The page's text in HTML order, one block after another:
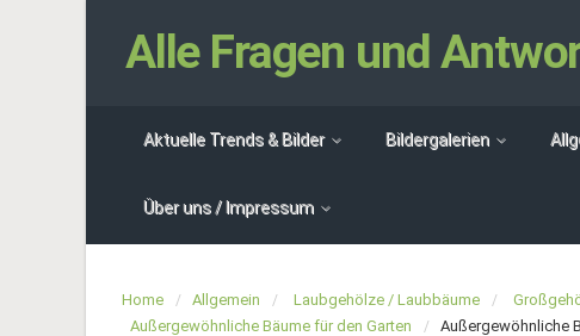
Alle Fragen und
Aktuelle Trends & Bilder Bildergalerien
Über uns / Impressum
Home Allgemein Laubgehölze / Laubbäume
Außergewöhnliche Bäume für den Garten
Außergewöhnliche